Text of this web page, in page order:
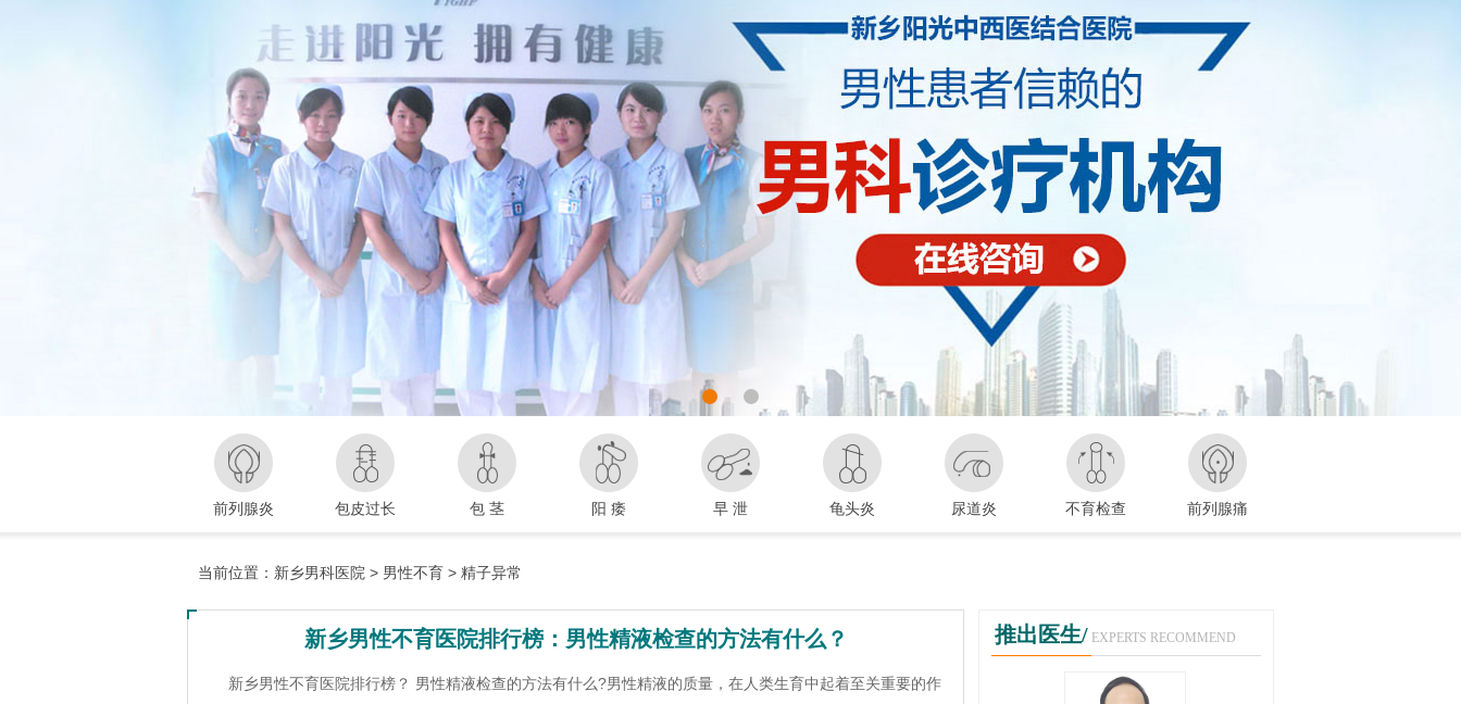
前列腺炎 包皮过长 包 茎 阳 痿 早 泄 龟头炎 尿道炎 不育检查 前列腺痛
当前位置： 新乡男科医院 > 男性不育 > 精子异常
新乡男性不育医院排行榜：男性精液检查的方法有什么？
新乡男性不育医院排行榜？ 男性精液检查的方法有什么?男性精液的质量，在人类生育中起着至关重要的作
推出医生/ EXPERTS RECOMMEND